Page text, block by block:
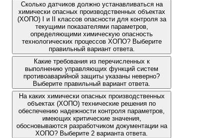
Сколько датчиков должно устанавливаться на
химически опасных производственных объектах
(ХОПО) I и II классов опасности для контроля за
текущими показателями параметров,
определяющими химическую опасность
технологических процессов ХОПО? Выберите
правильный вариант ответа.
Какие требования из перечисленных к
выполнению управляющих функций систем
противоаварийной защиты указаны неверно?
Выберите правильный вариант ответа.
На каких химически опасных производственных
объектах (ХОПО) технические решения по
обеспечению надежности контроля параметров,
имеющих критические значения,
обосновываются разработчиком документации на
ХОПО? Выберите 2 варианта ответа.